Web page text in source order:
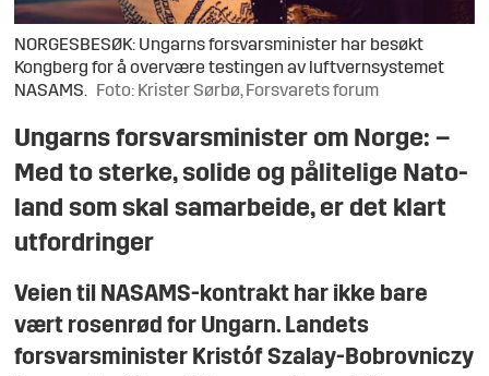
NORGESBESØK: Ungarns forsvarsminister har besøkt
Kongberg for å overvære testingen av luftvernsystemet
NASAMS.
Foto: Krister Sørbø, Forsvarets forum
Ungarns forsvarsminister om Norge: –
Med to sterke, solide og pålitelige Nato-
land som skal samarbeide, er det klart
utfordringer
Veien til NASAMS-kontrakt har ikke bare
vært rosenrød for Ungarn. Landets
forsvarsminister Kristóf Szalay-Bobrovniczy